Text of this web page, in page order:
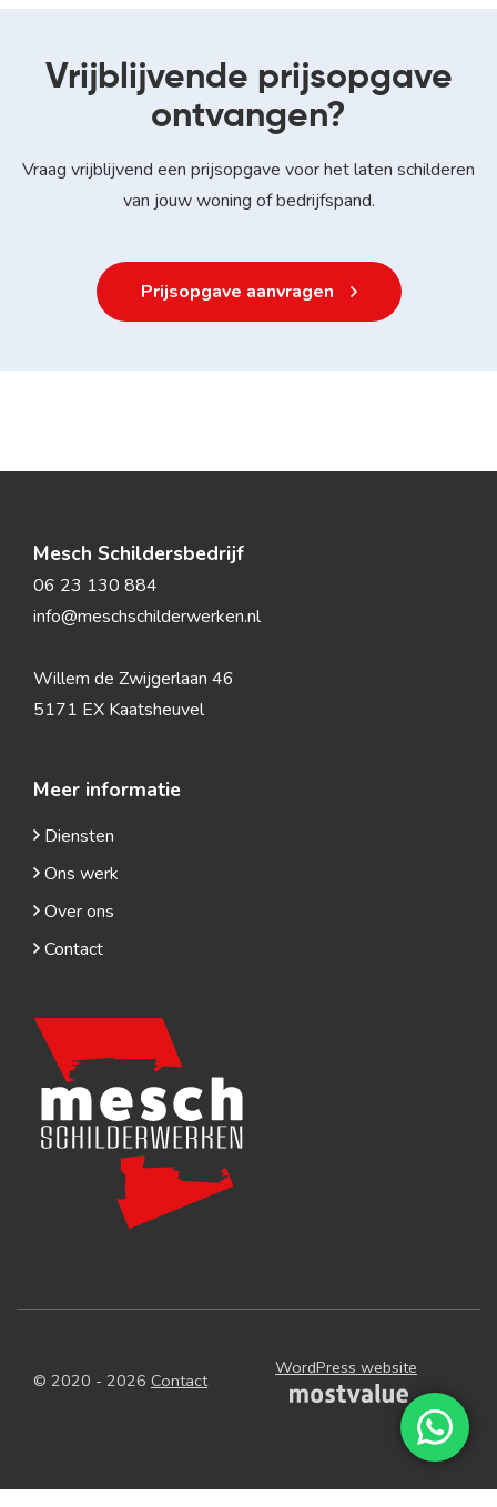
Vrijblijvende prijsopgave
ontvangen?
Vraag vrijblijvend een prijsopgave voor het laten schilderen
van jouw woning of bedrijfspand.
Prijsopgave aanvragen
Mesch Schildersbedrijf
06 23 130 884
info@meschschilderwerken.nl
Willem de Zwijgerlaan 46
5171 EX Kaatsheuvel
Meer informatie
Diensten
Ons werk
Over ons
Contact
© 2020 - 2026 Contact
WordPress website